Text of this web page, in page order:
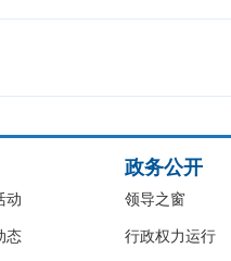
动
态
政务公开
领导之窗
行政权力运行